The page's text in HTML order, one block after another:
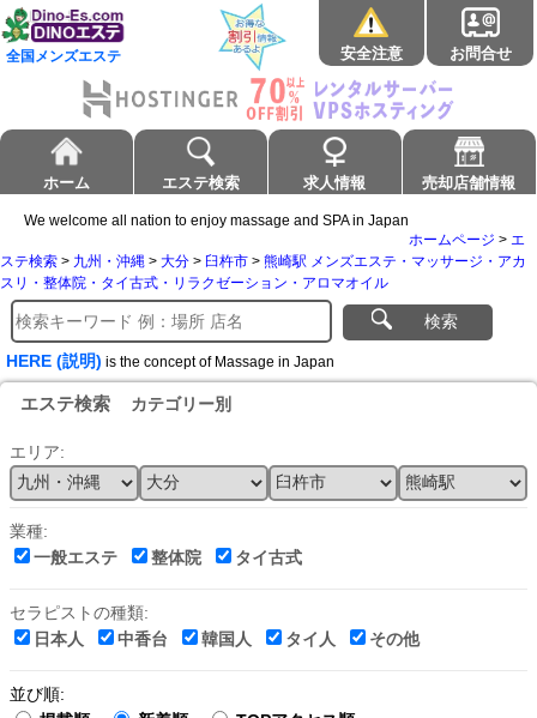
全国メンズエステ 安全注意 お問合せ
ホーム エステ検索 求人情報 売却店舗情報
We welcome all nation to enjoy massage and SPA in Japan
ホームページ > エ
ステ検索 > 九州・沖縄 > 大分 > 臼杵市 > 熊崎駅 メンズエステ・マッサージ・アカ
スリ・整体院・タイ古式・リラクゼーション・アロマオイル
検索
HERE (説明) is the concept of Massage in Japan
エステ検索 カテゴリー別
エリア:
業種:
一般エステ
整体院 タイ古式
セラピストの種類:
日本人
中香台 韓国人 タイ人 その他
並び順: